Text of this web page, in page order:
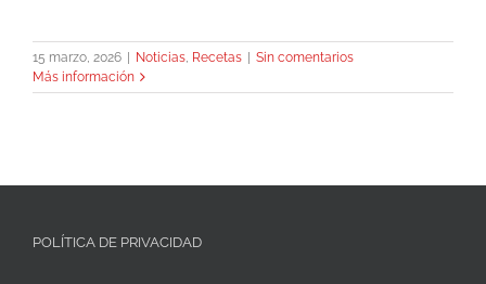
15 marzo, 2026 Noticias, Recetas
Sin comentarios
Más información
POLÍTICA DE PRIVACIDAD